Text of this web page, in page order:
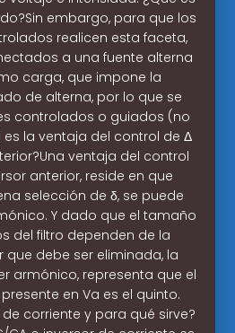
embargo, para que los
realicen esta faceta,
a una fuente alterna
carga, que impone la
de alterna, por lo que se
controlados o guiados (no
la ventaja del control de Δ
ventaja del control
anterior, reside en que
selección de δ, se puede
Y dado que el tamaño
del filtro dependen de la
que debe ser eliminada, la
armónico, representa que el
en Va es el quinto.
corriente y para qué sirve?